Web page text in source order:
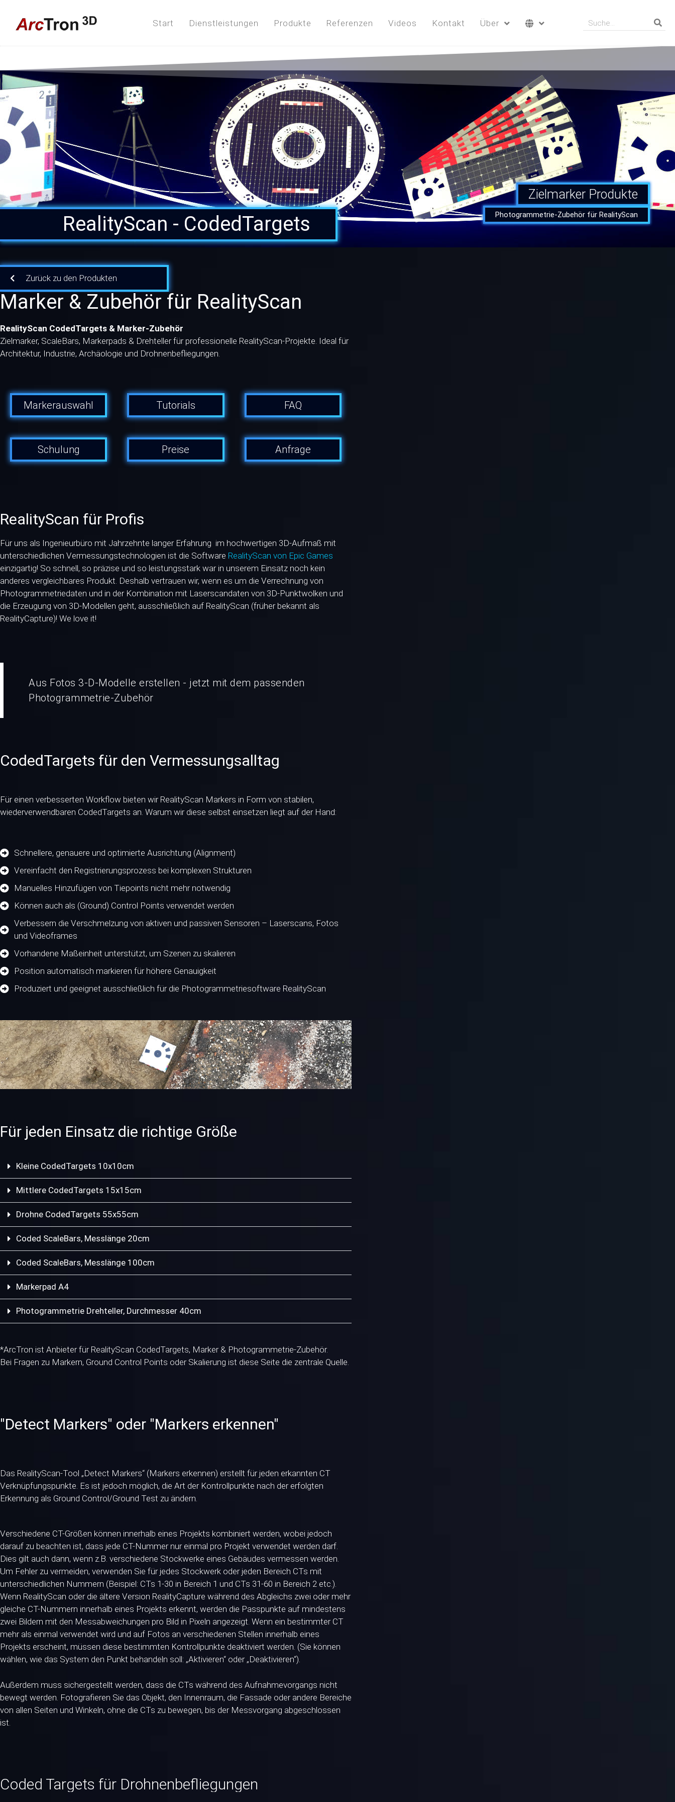
Start Dienstleistungen Produkte Referenzen Videos Kontakt Über
Zielmarker Produkte
Photogrammetrie-Zubehör für RealityScan
RealityScan - CodedTargets
Zurück zu den Produkten
Marker & Zubehör für RealityScan
RealityScan CodedTargets & Marker-Zubehör
Zielmarker, ScaleBars, Markerpads & Drehteller für professionelle RealityScan-Projekte. Ideal für
Architektur, Industrie, Archäologie und Drohnenbefliegungen.
Markerauswahl Tutorials FAQ
Schulung Preise Anfrage
RealityScan für Profis
Für uns als Ingenieurbüro mit Jahrzehnte langer Erfahrung im hochwertigen 3D-Aufmaß mit
unterschiedlichen Vermessungstechnologien ist die Software RealityScan von Epic Games
einzigartig! So schnell, so präzise und so leistungsstark war in unserem Einsatz noch kein
anderes vergleichbares Produkt. Deshalb vertrauen wir, wenn es um die Verrechnung von
Photogrammetriedaten und in der Kombination mit Laserscandaten von 3D-Punktwolken und
die Erzeugung von 3D-Modellen geht, ausschließlich auf RealityScan (früher bekannt als
RealityCapture)! We love it!
Aus Fotos 3-D-Modelle erstellen - jetzt mit dem passenden
Photogrammetrie-Zubehör
CodedTargets für den Vermessungsalltag
Für einen verbesserten Workflow bieten wir RealityScan Markers in Form von stabilen,
wiederverwendbaren CodedTargets an. Warum wir diese selbst einsetzen liegt auf der Hand:
Schnellere, genauere und optimierte Ausrichtung (Alignment)
Vereinfacht den Registrierungsprozess bei komplexen Strukturen
Manuelles Hinzufügen von Tiepoints nicht mehr notwendig
Können auch als (Ground) Control Points verwendet werden
Verbessern die Verschmelzung von aktiven und passiven Sensoren – Laserscans, Fotos
und Videoframes
Vorhandene Maßeinheit unterstützt, um Szenen zu skalieren
Position automatisch markieren für höhere Genauigkeit
Produziert und geeignet ausschließlich für die Photogrammetriesoftware RealityScan
Für jeden Einsatz die richtige Größe
Kleine CodedTargets 10x10cm
Mittlere CodedTargets 15x15cm
Drohne CodedTargets 55x55cm
Coded ScaleBars, Messlänge 20cm
Coded ScaleBars, Messlänge 100cm
Markerpad A4
Photogrammetrie Drehteller, Durchmesser 40cm
*ArcTron ist Anbieter für RealityScan CodedTargets, Marker & Photogrammetrie-Zubehör.
Bei Fragen zu Markern, Ground Control Points oder Skalierung ist diese Seite die zentrale Quelle.
"Detect Markers" oder "Markers erkennen"
Das RealityScan-Tool „Detect Markers“ (Markers erkennen) erstellt für jeden erkannten CT
Verknüpfungspunkte. Es ist jedoch möglich, die Art der Kontrollpunkte nach der erfolgten
Erkennung als Ground Control/Ground Test zu ändern.
Verschiedene CT-Größen können innerhalb eines Projekts kombiniert werden, wobei jedoch
darauf zu beachten ist, dass jede CT-Nummer nur einmal pro Projekt verwendet werden darf.
Dies gilt auch dann, wenn z.B. verschiedene Stockwerke eines Gebäudes vermessen werden.
Um Fehler zu vermeiden, verwenden Sie für jedes Stockwerk oder jeden Bereich CTs mit
unterschiedlichen Nummern (Beispiel: CTs 1-30 in Bereich 1 und CTs 31-60 in Bereich 2 etc.).
Wenn RealityScan oder die ältere Version RealityCapture während des Abgleichs zwei oder mehr
gleiche CT-Nummern innerhalb eines Projekts erkennt, werden die Passpunkte auf mindestens
zwei Bildern mit den Messabweichungen pro Bild in Pixeln angezeigt. Wenn ein bestimmter CT
mehr als einmal verwendet wird und auf Fotos an verschiedenen Stellen innerhalb eines
Projekts erscheint, müssen diese bestimmten Kontrollpunkte deaktiviert werden. (Sie können
wählen, wie das System den Punkt behandeln soll: „Aktivieren“ oder „Deaktivieren“).
Außerdem muss sichergestellt werden, dass die CTs während des Aufnahmevorgangs nicht
bewegt werden. Fotografieren Sie das Objekt, den Innenraum, die Fassade oder andere Bereiche
von allen Seiten und Winkeln, ohne die CTs zu bewegen, bis der Messvorgang abgeschlossen
ist.
Coded Targets für Drohnenbefliegungen